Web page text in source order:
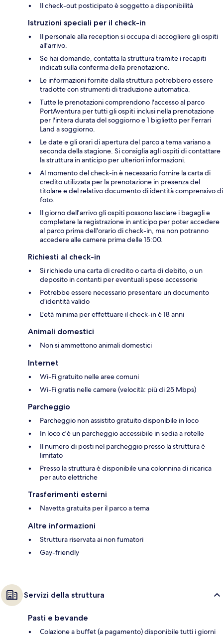
Il check-out posticipato è soggetto a disponibilità
Istruzioni speciali per il check-in
Il personale alla reception si occupa di accogliere gli ospiti
all'arrivo.
Se hai domande, contatta la struttura tramite i recapiti
indicati sulla conferma della prenotazione.
Le informazioni fornite dalla struttura potrebbero essere
tradotte con strumenti di traduzione automatica.
Tutte le prenotazioni comprendono l'accesso al parco
PortAventura per tutti gli ospiti inclusi nella prenotazione
per l'intera durata del soggiorno e 1 biglietto per Ferrari
Land a soggiorno.
Le date e gli orari di apertura del parco a tema variano a
seconda della stagione. Si consiglia agli ospiti di contattare
la struttura in anticipo per ulteriori informazioni.
Al momento del check-in è necessario fornire la carta di
credito utilizzata per la prenotazione in presenza del
titolare e del relativo documento di identità comprensivo di
foto.
Il giorno dell'arrivo gli ospiti possono lasciare i bagagli e
completare la registrazione in anticipo per poter accedere
al parco prima dell'orario di check-in, ma non potranno
accedere alle camere prima delle 15:00.
Richiesti al check-in
Si richiede una carta di credito o carta di debito, o un
deposito in contanti per eventuali spese accessorie
Potrebbe essere necessario presentare un documento
d’identità valido
L'età minima per effettuare il check-in è 18 anni
Animali domestici
Non si ammettono animali domestici
Internet
Wi-Fi gratuito nelle aree comuni
Wi-Fi gratis nelle camere (velocità: più di 25 Mbps)
Parcheggio
Parcheggio non assistito gratuito disponibile in loco
In loco c'è un parcheggio accessibile in sedia a rotelle
Il numero di posti nel parcheggio presso la struttura è
limitato
Presso la struttura è disponibile una colonnina di ricarica
per auto elettriche
Trasferimenti esterni
Navetta gratuita per il parco a tema
Altre informazioni
Struttura riservata ai non fumatori
Gay-friendly
Servizi della struttura
Pasti e bevande
Colazione a buffet (a pagamento) disponibile tutti i giorni